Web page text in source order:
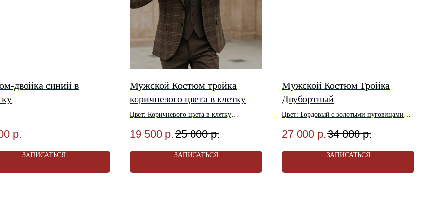
двойка синий в
р.
ЗАПИСАТЬСЯ
Мужской Костюм тройка
коричневого цвета в клетку
Цвет: Коричневого цвета в клетку
Размеры: 46-56
Условия Акции уточняйте в Магазине
19 500 р.25 000 р.
ЗАПИСАТЬСЯ
Мужской Костюм Тройка
Двубортный
Цвет: Бордовый с золотыми пуговицами
Размеры: 46-56
Условия Акции уточняйте в Магазине
27 000 р.34 000 р.
ЗАПИСАТЬСЯ